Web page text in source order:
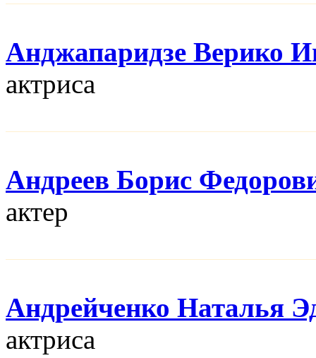
Анджапаридзе Верико
актриса
Андреев Борис
актер
Андрейченко Наталья
актриса